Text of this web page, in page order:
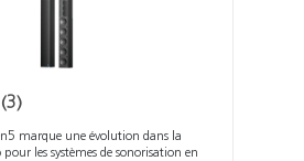
(3)
marque une évolution dans la
les systèmes de sonorisation en